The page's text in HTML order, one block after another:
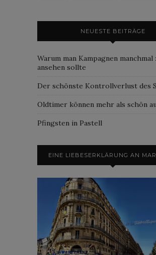
NEUESTE BEITRÄGE
Warum man Kampagnen manchmal
ansehen sollte
Der schönste Kontrollverlust des
Oldtimer können mehr als schön
Pfingsten in Pastell
EINE LIEBESERKLÄRUNG AN